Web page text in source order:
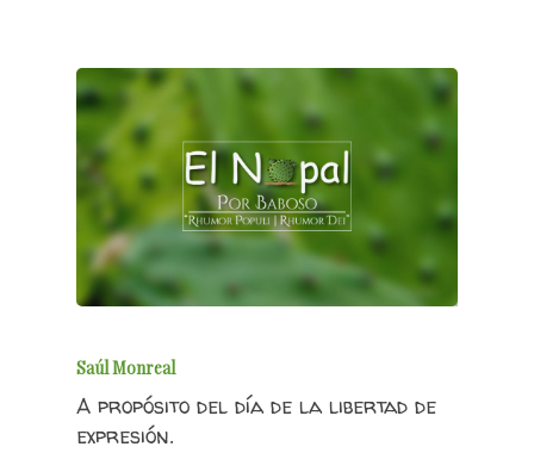
Saúl Monreal
A propósito del día de la libertad de
expresión.